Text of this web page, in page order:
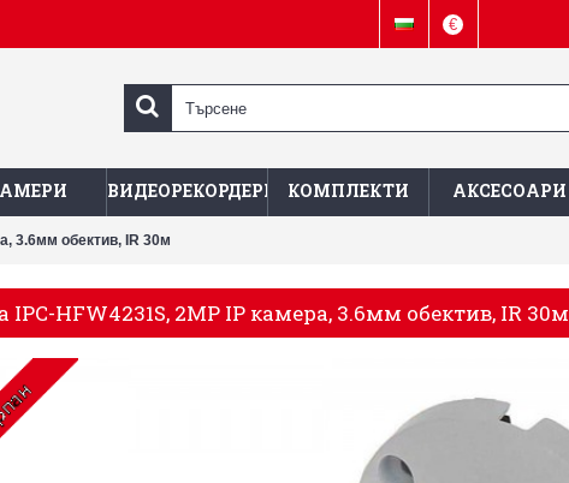
€
ВИДЕОРЕКОРДЕРИ КОМПЛЕКТИ АКСЕСОАРИ
3.6мм обектив, IR 30м
IPC-HFW4231S, 2MP IP камера, 3.6мм обектив, IR 30м